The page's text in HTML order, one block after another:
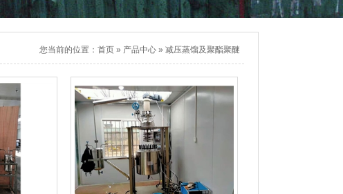
您当前的位置： 首页 » 产品中心 » 减压蒸馏及聚酯聚醚